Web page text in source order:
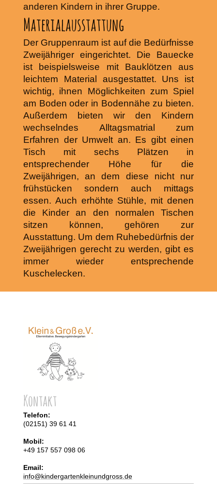
anderen Kindern in ihrer Gruppe.
Materialausstattung
Der Gruppenraum ist auf die Bedürfnisse
Zweijähriger eingerichtet. Die Bauecke
ist beispielsweise mit Bauklötzen aus
leichtem Material ausgestattet. Uns ist
wichtig, ihnen Möglichkeiten zum Spiel
am Boden oder in Bodennähe zu bieten.
Außerdem bieten wir den Kindern
wechselndes Alltagsmatrial zum
Erfahren der Umwelt an. Es gibt einen
Tisch mit sechs Plätzen in
entsprechender Höhe für die
Zweijährigen, an dem diese nicht nur
frühstücken sondern auch mittags
essen. Auch erhöhte Stühle, mit denen
die Kinder an den normalen Tischen
sitzen können, gehören zur
Ausstattung. Um dem Ruhebedürfnis der
Zweijährigen gerecht zu werden, gibt es
immer wieder entsprechende
Kuschelecken.
Kontakt
Telefon:
(02151) 39 61 41
Mobil:
+49 157 557 098 06
Email:
info@kindergartenkleinundgross.de